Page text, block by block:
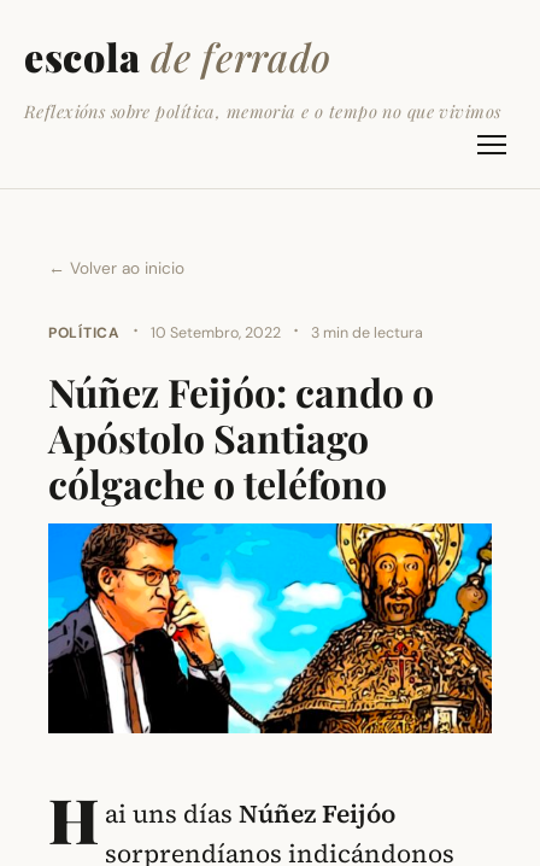
escola de ferrado
Reflexións sobre política, memoria e o tempo no que vivimos
← Volver ao inicio
POLÍTICA · 10 Setembro, 2022 · 3 min de lectura
Núñez Feijóo: cando o
Apóstolo Santiago
cólgache o teléfono
H ai uns días Núñez Feijóo
sorprendíanos indicándonos